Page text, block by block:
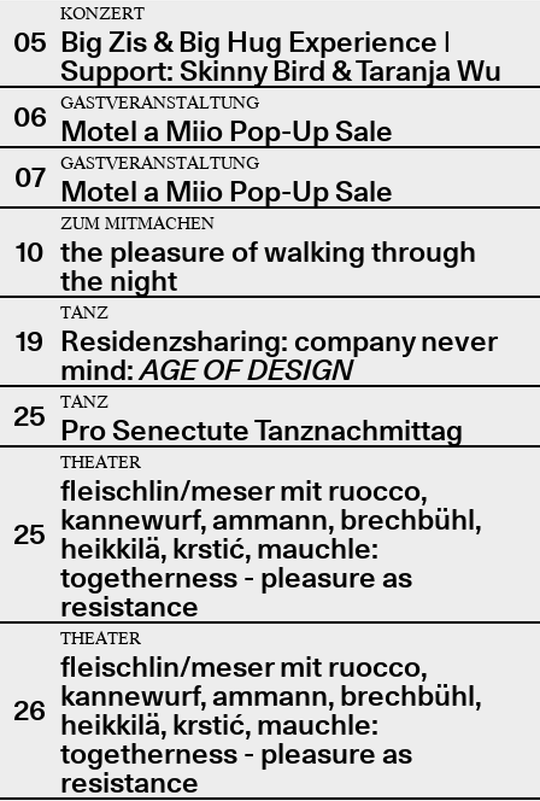
05
KONZERT
Big Zis & Big Hug Experience |
Support: Skinny Bird & Taranja Wu
06
GASTVERANSTALTUNG
Motel a Miio Pop-Up Sale
07
GASTVERANSTALTUNG
Motel a Miio Pop-Up Sale
10
ZUM MITMACHEN
the pleasure of walking through
the night
19
TANZ
Residenzsharing: company never
mind:AGE OF DESIGN
25
TANZ
Pro Senectute Tanznachmittag
25
THEATER
fleischlin/meser mit ruocco,
kannewurf, ammann, brechbühl,
heikkilä, krstić, mauchle:
togetherness - pleasure as
resistance
26
THEATER
fleischlin/meser mit ruocco,
kannewurf, ammann, brechbühl,
heikkilä, krstić, mauchle:
togetherness - pleasure as
resistance